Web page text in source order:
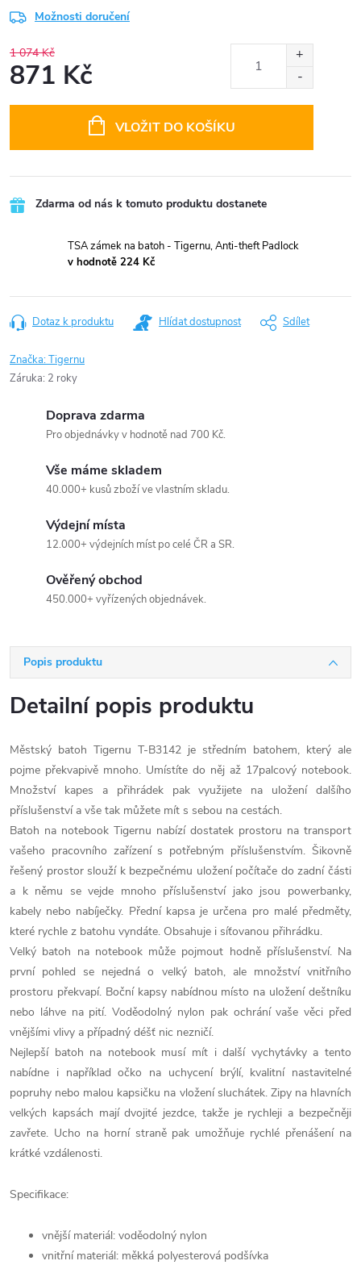
Možnosti doručení
1 074 Kč
871 Kč
VLOŽIT DO KOŠÍKU
Zdarma od nás k tomuto produktu dostanete
TSA zámek na batoh - Tigernu, Anti-theft Padlock
v hodnotě 224 Kč
Dotaz k produktu Hlídat dostupnost Sdílet
Značka:Tigernu
Záruka: 2 roky
Doprava zdarma
Pro objednávky v hodnotě nad 700 Kč.
Vše máme skladem
40.000+ kusů zboží ve vlastním skladu.
Výdejní místa
12.000+ výdejních míst po celé ČR a SR.
Ověřený obchod
450.000+ vyřízených objednávek.
Popis produktu
Detailní popis produktu
Městský batoh Tigernu T-B3142 je středním batohem, který ale
pojme překvapivě mnoho. Umístíte do něj až 17palcový notebook.
Množství kapes a přihrádek pak využijete na uložení dalšího
příslušenství a vše tak můžete mít s sebou na cestách.
Batoh na notebook Tigernu nabízí dostatek prostoru na transport
vašeho pracovního zařízení s potřebným příslušenstvím. Šikovně
řešený prostor slouží k bezpečnému uložení počítače do zadní části
a k němu se vejde mnoho příslušenství jako jsou powerbanky,
kabely nebo nabíječky. Přední kapsa je určena pro malé předměty,
které rychle z batohu vyndáte. Obsahuje i síťovanou přihrádku.
Velký batoh na notebook může pojmout hodně příslušenství. Na
první pohled se nejedná o velký batoh, ale množství vnitřního
prostoru překvapí. Boční kapsy nabídnou místo na uložení deštníku
nebo láhve na pití. Voděodolný nylon pak ochrání vaše věci před
vnějšími vlivy a případný déšť nic nezničí.
Nejlepší batoh na notebook musí mít i další vychytávky a tento
nabídne i například očko na uchycení brýlí, kvalitní nastavitelné
popruhy nebo malou kapsičku na vložení sluchátek. Zipy na hlavních
velkých kapsách mají dvojité jezdce, takže je rychleji a bezpečněji
zavřete. Ucho na horní straně pak umožňuje rychlé přenášení na
krátké vzdálenosti.
Specifikace:
vnější materiál: voděodolný nylon
vnitřní materiál: měkká polyesterová podšívka